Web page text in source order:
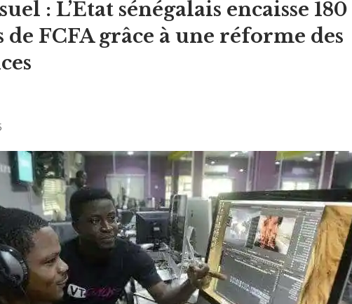
: L’État sénégalais encaisse 180
FCFA grâce à une réforme des